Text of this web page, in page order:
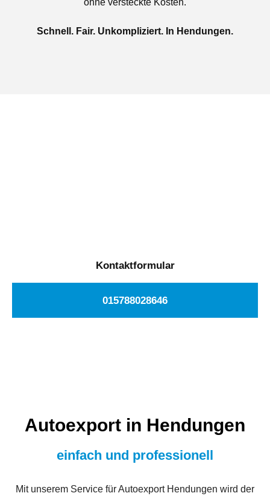
ohne versteckte Kosten.
Schnell. Fair. Unkompliziert. In Hendungen.
Kontaktformular
015788028646
Autoexport in Hendungen
einfach und professionell
Mit unserem Service für Autoexport Hendungen wird der